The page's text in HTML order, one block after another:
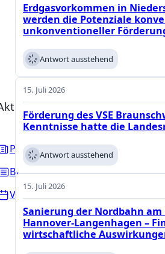
Presse
Beiträge
Veranstaltungen
Abgeordnete
Erdgasvorkommen in
werden die Potenziale
unkonventioneller
Antwort ausstehend
Förderung des VSE
Kenntnisse hatte die
15. Juli 2026
Antwort ausstehend
Sanierung der Nordbahn
Hannover-Langenhagen –
wirtschaftliche
15. Juli 2026